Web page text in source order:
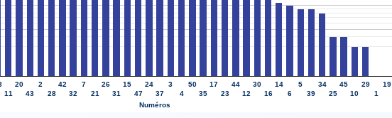
11
20
43
2
28
42
32
7
21
26
31
15
47
24
37
3
4
50
35
17
23
44
12
30
16
14
6
5
39
34
25
45
10
29
1
19
Numéros